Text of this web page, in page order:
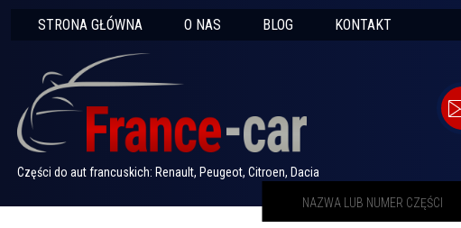
STRONA GŁÓWNA O NAS BLOG KONTAKT
Części do aut francuskich: Renault, Peugeot, Citroen, Dacia